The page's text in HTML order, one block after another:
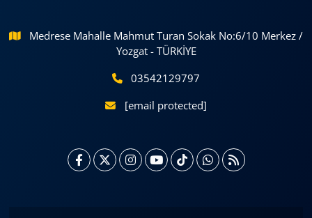
Medrese Mahalle Mahmut Turan Sokak No:6/10 Merkez /
Yozgat - TÜRKİYE
03542129797
[email protected]